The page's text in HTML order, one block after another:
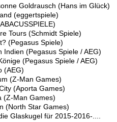
Goldrausch (Hans im Glück)
(eggertspiele)
Tours (Schmidt Spiele)
(Pegasus Spiele)
(Pegasus Spiele / AEG)
(Pegasus Spiele / AEG)
(AEG)
(Z-Man Games)
(Aporta Games)
(Z-Man Games)
(North Star Games)
Glaskugel für 2015-2016-....